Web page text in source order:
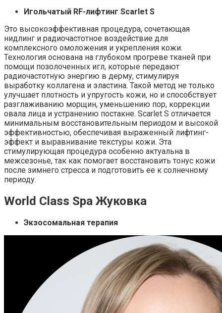
Игольчатый RF-лифтинг Scarlet S
Это высокоэффективная процедура, сочетающая
нидлинг и радиочастотное воздействие для
комплексного омоложения и укрепления кожи.
Технология основана на глубоком прогреве тканей при
помощи позолоченных игл, которые передают
радиочастотную энергию в дерму, стимулируя
выработку коллагена и эластина. Такой метод не только
улучшает плотность и упругость кожи, но и способствует
разглаживанию морщин, уменьшению пор, коррекции
овала лица и устранению постакне. Scarlet S отличается
минимальным восстановительным периодом и высокой
эффективностью, обеспечивая выраженный лифтинг-
эффект и выравнивание текстуры кожи. Эта
стимулирующая процедура особенно актуальна в
межсезонье, так как помогает восстановить тонус кожи
после зимнего стресса и подготовить ее к солнечному
периоду.
World Class Spa Жуковка
Экзосомальная терапия